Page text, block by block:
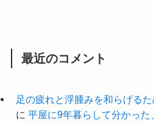
最近のコメント
足の疲れと浮腫みを和らげる
に 平屋に9年暮らして分かった